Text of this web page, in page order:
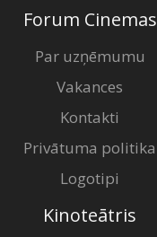
Forum Cinemas
Par uzņēmumu
Vakances
Kontakti
Privātuma politika
Logotipi
Kinoteātris